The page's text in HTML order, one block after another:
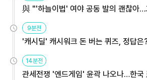
與 "'하늘이법' 여야 공동 발의 괜찮아…
9분전
'캐시딜' 캐시워크 돈 버는 퀴즈, 정답은
14분전
관세전쟁 '엔드게임' 윤곽 나오나…한국